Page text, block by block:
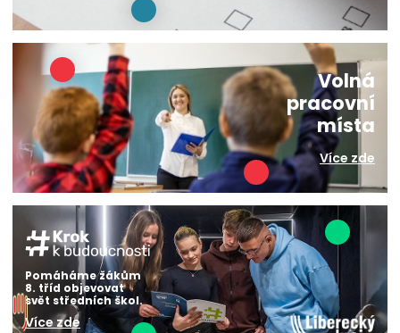
Volná
pracovní
místa
Více zde
Pomáháme žákům
8. tříd objevovat
svět středních škol.
Více zde